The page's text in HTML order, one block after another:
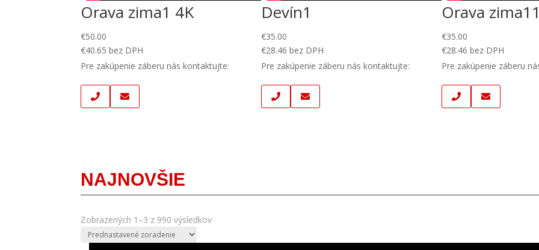
Orava zima1 4K
€50.00
€40.65 bez DPH
Pre zakúpenie záberu nás kontaktujte:
Devín1
€35.00
€28.46 bez DPH
Pre zakúpenie záberu nás kontaktujte:
Orava zima11
€35.00
€28.46 bez DPH
Pre zakúpenie záberu
NAJNOVŠIE
Zobrazených 1–3 z 990 výsledkov